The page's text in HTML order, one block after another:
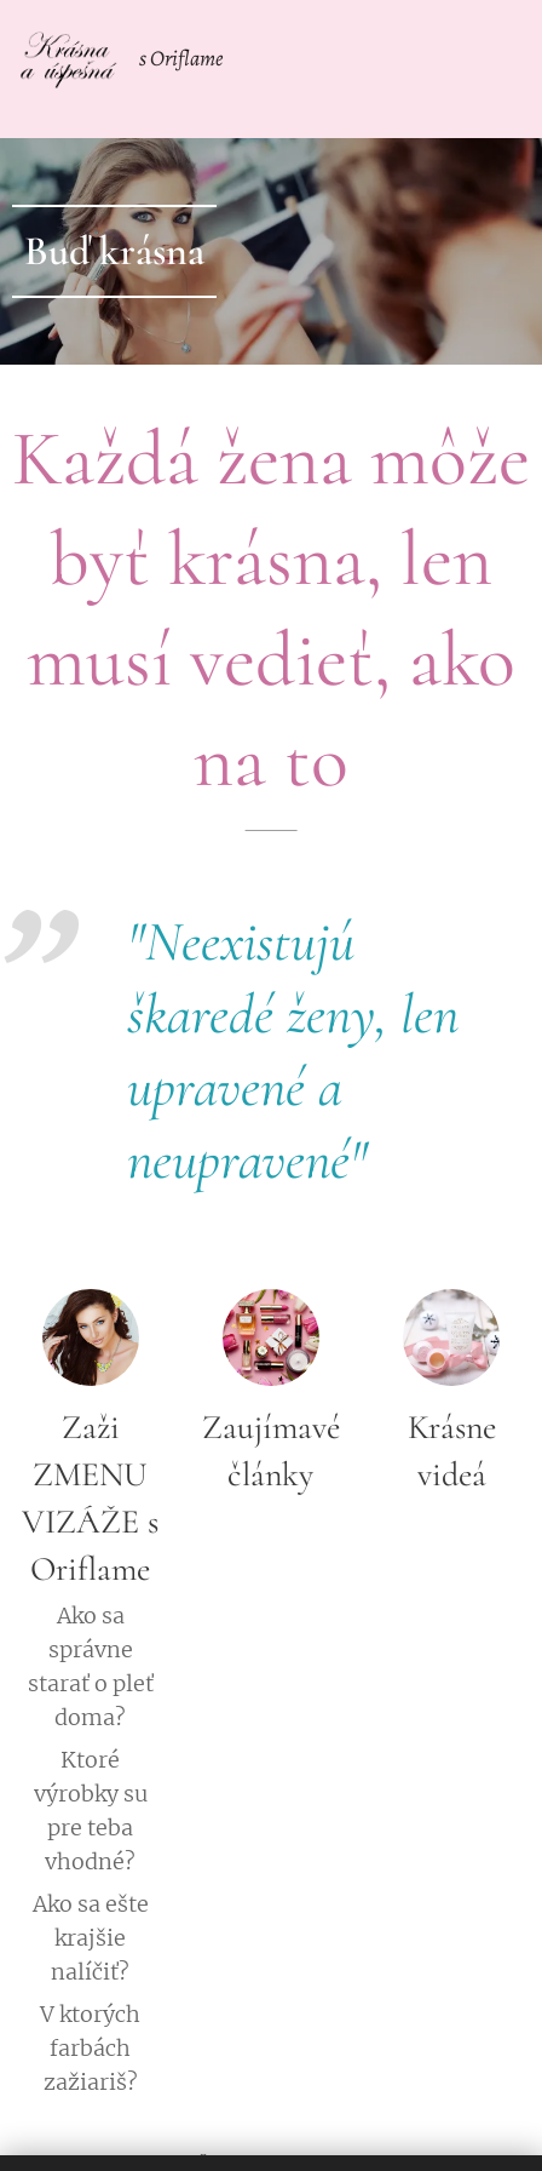
s Oriflame
Buď krásna
Každá žena môže
byť krásna, len
musí vedieť, ako
na to
"Neexistujú
škaredé ženy, len
upravené a
neupravené"
Zaži
ZMENU
VIZÁŽE s
Oriflame
Ako sa
správne
starať o pleť
doma?
Ktoré
výrobky su
pre teba
vhodné?
Ako sa ešte
krajšie
nalíčiť?
V ktorých
farbách
zažiariš?
Zaujímavé
články
Krásne
videá